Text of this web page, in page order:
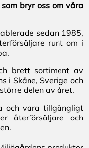
bryr oss om våra
sedan 1985,
runt om i
brett sortiment av
i Skåne, Sverige och
delen av året.
och vara tillgängligt
återförsäljare och